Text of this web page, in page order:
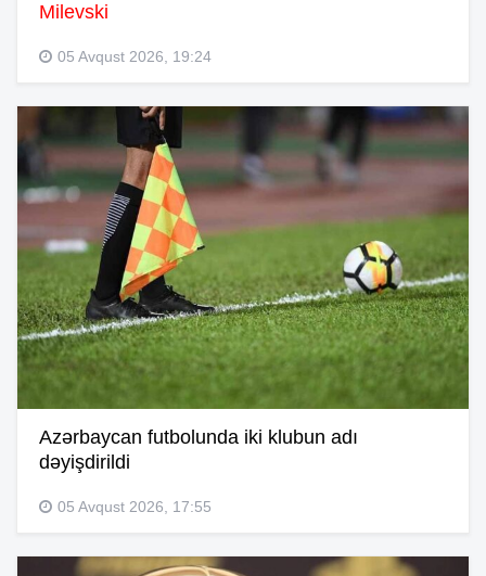
Milevski
05 Avqust 2026, 19:24
Azərbaycan futbolunda iki klubun adı
dəyişdirildi
05 Avqust 2026, 17:55